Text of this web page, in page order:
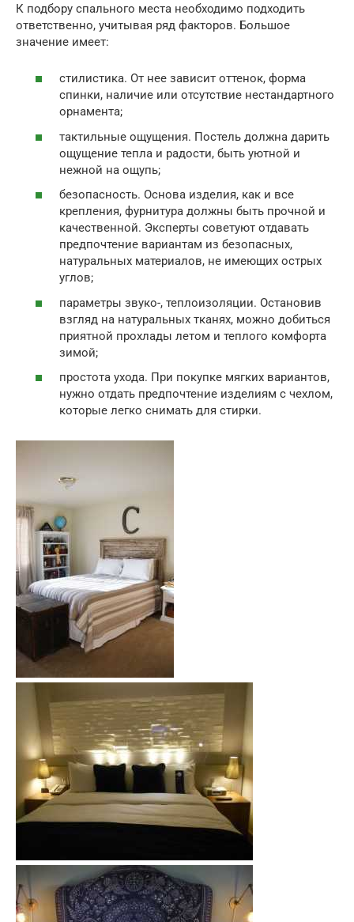
К подбору спального места необходимо подходить
ответственно, учитывая ряд факторов. Большое
значение имеет:
стилистика. От нее зависит оттенок, форма
спинки, наличие или отсутствие нестандартного
орнамента;
тактильные ощущения. Постель должна дарить
ощущение тепла и радости, быть уютной и
нежной на ощупь;
безопасность. Основа изделия, как и все
крепления, фурнитура должны быть прочной и
качественной. Эксперты советуют отдавать
предпочтение вариантам из безопасных,
натуральных материалов, не имеющих острых
углов;
параметры звуко-, теплоизоляции. Остановив
взгляд на натуральных тканях, можно добиться
приятной прохлады летом и теплого комфорта
зимой;
простота ухода. При покупке мягких вариантов,
нужно отдать предпочтение изделиям с чехлом,
которые легко снимать для стирки.